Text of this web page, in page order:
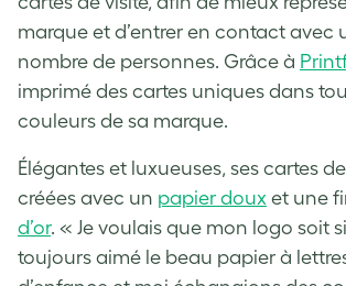
marque et d’entrer en contact avec
nombre de personnes. Grâce à
imprimé des cartes uniques dans
couleurs de sa marque.
Élégantes et luxueuses, ses cartes
créées avec un papier doux et une
d’or. « Je voulais que mon logo soit
toujours aimé le beau papier à